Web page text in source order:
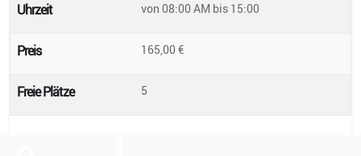
Uhrzeit von 08:00 AM bis 15:00
Preis 165,00 €
Freie Plätze 5